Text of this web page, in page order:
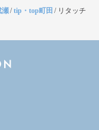
瀬 /tip・top町田 / リタッチ